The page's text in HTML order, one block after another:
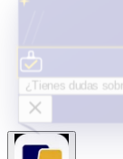
¿Tienes dudas